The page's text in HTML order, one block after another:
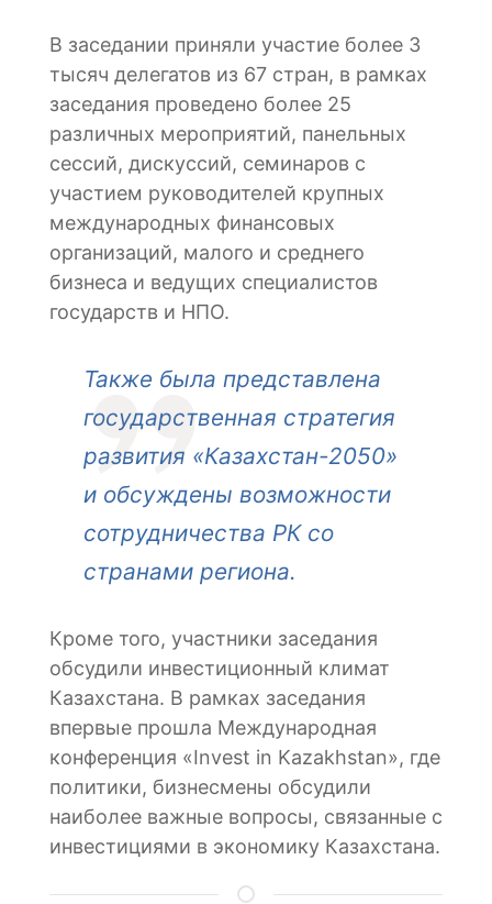
В заседании приняли участие более 3
тысяч делегатов из 67 стран, в рамках
заседания проведено более 25
различных мероприятий, панельных
сессий, дискуссий, семинаров с
участием руководителей крупных
международных финансовых
организаций, малого и среднего
бизнеса и ведущих специалистов
государств и НПО.
Также была представлена
государственная стратегия
развития «Казахстан-2050»
и обсуждены возможности
сотрудничества РК со
странами региона.
Кроме того, участники заседания
обсудили инвестиционный климат
Казахстана. В рамках заседания
впервые прошла Международная
конференция «Invest in Kazakhstan», где
политики, бизнесмены обсудили
наиболее важные вопросы, связанные с
инвестициями в экономику Казахстана.